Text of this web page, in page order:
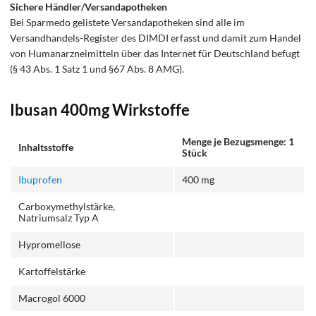
Sichere Händler/Versandapotheken
Bei Sparmedo gelistete Versandapotheken sind alle im
Versandhandels-Register des DIMDI erfasst und damit zum Handel
von Humanarzneimitteln über das Internet für Deutschland befugt
(§ 43 Abs. 1 Satz 1 und §67 Abs. 8 AMG).
Ibusan 400mg Wirkstoffe
Inhaltsstoffe
Menge je Bezugsmenge: 1
Stück
Ibuprofen 400 mg
Carboxymethylstärke,
Natriumsalz Typ A
Hypromellose
Kartoffelstärke
Macrogol 6000